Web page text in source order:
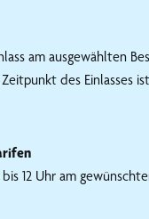
am ausgewählten
des Einlasses
12 Uhr am